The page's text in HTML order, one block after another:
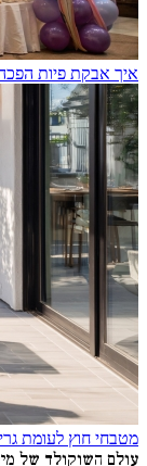
איך אבקת פיות הפכה למותג מספר 1
מטבחי חוץ לעומת
עולם השוקולד של